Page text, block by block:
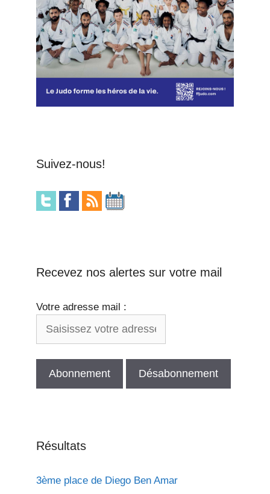
Suivez-nous!
Recevez nos alertes sur votre mail
Votre adresse mail :
Résultats
3ème place de Diego Ben Amar